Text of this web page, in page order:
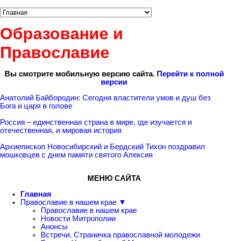
Образование и
Православие
Вы смотрите мобильную версию сайта. Перейти к полной
версии
Анатолий Байбородин: Сегодня властители умов и душ без
Бога и царя в голове
Россия – единственная страна в мире, где изучается и
отечественная, и мировая история
Архиепископ Новосибирский и Бердский Тихон поздравил
мошковцев с днем памяти святого Алексия
МЕНЮ САЙТА
Главная
Православие в нашем крае ▼
Православие в нашем крае
Новости Митрополии
Анонсы
Встречи. Страничка православной молодежи